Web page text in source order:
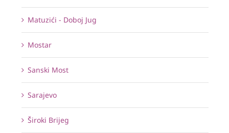
Matuzići - Doboj Jug
Mostar
Sanski Most
Sarajevo
Široki Brijeg